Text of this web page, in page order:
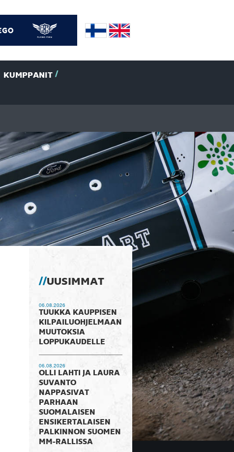
KUMPPANIT
UUSIMMAT
06.08.2026
TUUKKA KAUPPISEN
KILPAILUOHJELMAAN
MUUTOKSIA
LOPPUKAUDELLE
06.08.2026
OLLI LAHTI JA LAURA
SUVANTO
NAPPASIVAT
PARHAAN
SUOMALAISEN
ENSIKERTALAISEN
PALKINNON SUOMEN
MM-RALLISSA